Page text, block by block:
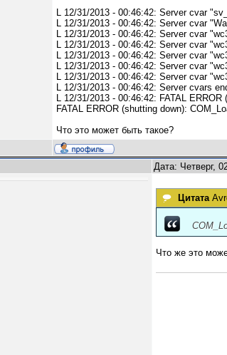
L 12/31/2013 - 00:46:42: Server cvar
L 12/31/2013 - 00:46:42: Server cvar
L 12/31/2013 - 00:46:42: Server cvar
L 12/31/2013 - 00:46:42: Server cvar
L 12/31/2013 - 00:46:42: Server cvar
L 12/31/2013 - 00:46:42: Server cvar
L 12/31/2013 - 00:46:42: Server cvar
L 12/31/2013 - 00:46:42: Server cvars
L 12/31/2013 - 00:46:42: FATAL
FATAL ERROR (shutting down):
Что это может быть такое?
Дата: Четверг,
Цитата
Что же это